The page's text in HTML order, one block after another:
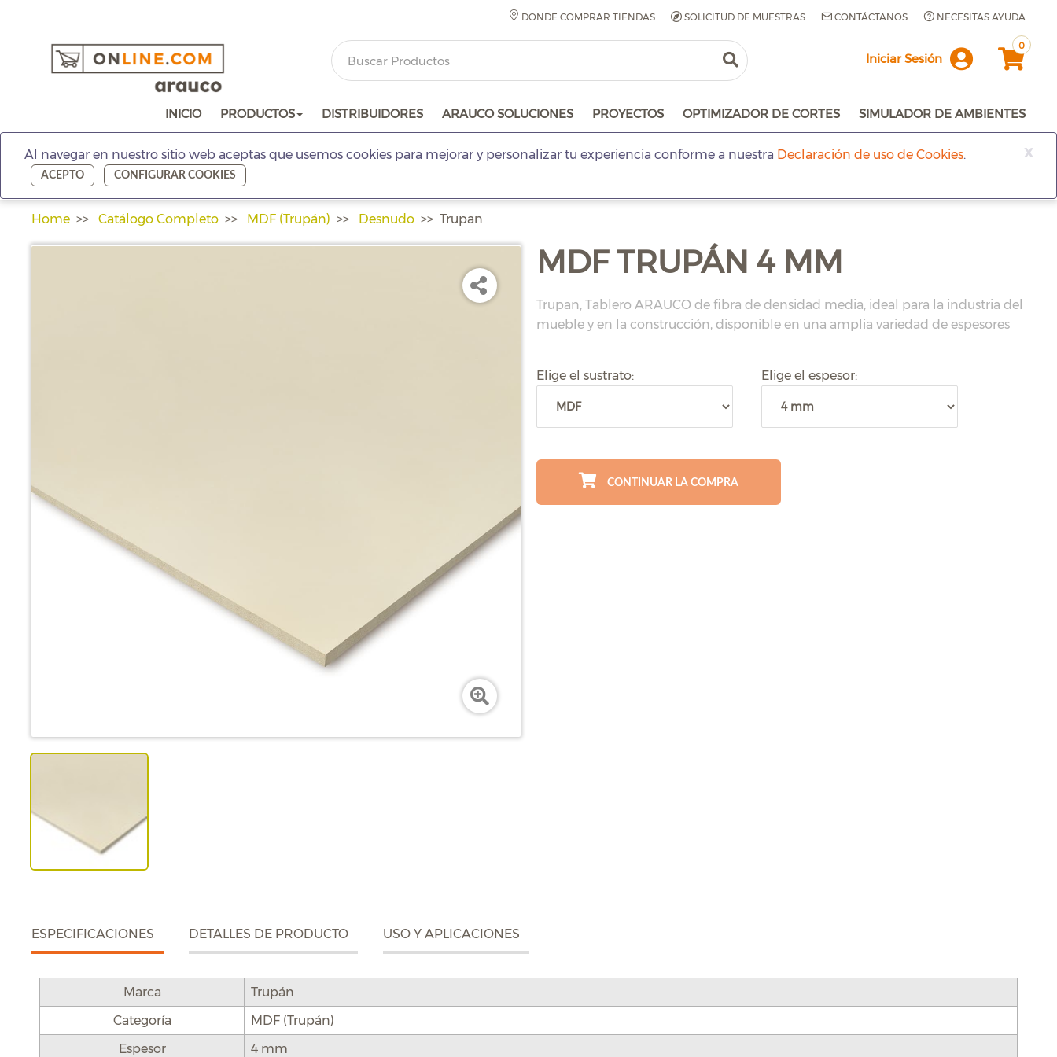
DONDE COMPRAR TIENDAS SOLICITUD DE MUESTRAS CONTÁCTANOS NECESITAS AYUDA
Iniciar Sesión
0
INICIO PRODUCTOS DISTRIBUIDORES ARAUCO SOLUCIONES PROYECTOS OPTIMIZADOR DE CORTES SIMULADOR DE AMBIENTES
x
Al navegar en nuestro sitio web aceptas que usemos cookies para mejorar y personalizar tu experiencia conforme a nuestra Declaración de uso de Cookies.
ACEPTO CONFIGURAR COOKIES
Home Catálogo Completo MDF (Trupán) Desnudo Trupan
MDF TRUPÁN 4 MM
Trupan, Tablero ARAUCO de fibra de densidad media, ideal para la industria del
mueble y en la construcción, disponible en una amplia variedad de espesores
Elige el espesor:
Elige el sustrato:
CONTINUAR LA COMPRA
ESPECIFICACIONES DETALLES DE PRODUCTO USO Y APLICACIONES
Marca
Trupán
Categoría
MDF (Trupán)
Espesor
4 mm